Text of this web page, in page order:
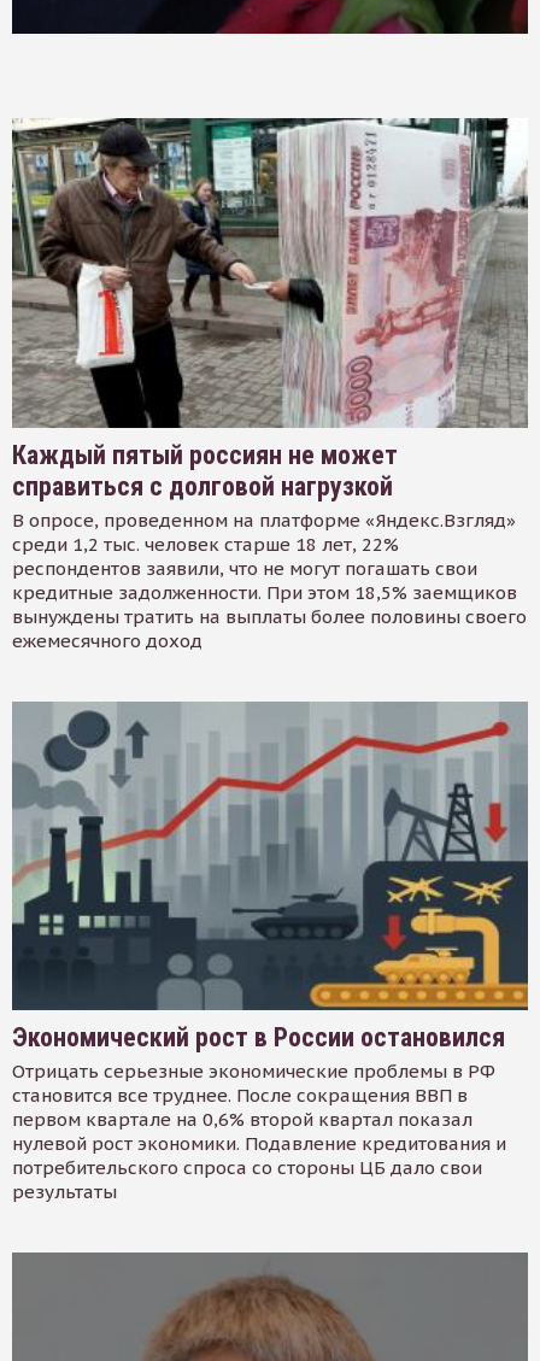
Каждый пятый россиян не может
справиться с долговой нагрузкой
В опросе, проведенном на платформе «Яндекс.Взгляд»
среди 1,2 тыс. человек старше 18 лет, 22%
респондентов заявили, что не могут погашать свои
кредитные задолженности. При этом 18,5% заемщиков
вынуждены тратить на выплаты более половины своего
ежемесячного доход
Экономический рост в России остановился
Отрицать серьезные экономические проблемы в РФ
становится все труднее. После сокращения ВВП в
первом квартале на 0,6% второй квартал показал
нулевой рост экономики. Подавление кредитования и
потребительского спроса со стороны ЦБ дало свои
результаты